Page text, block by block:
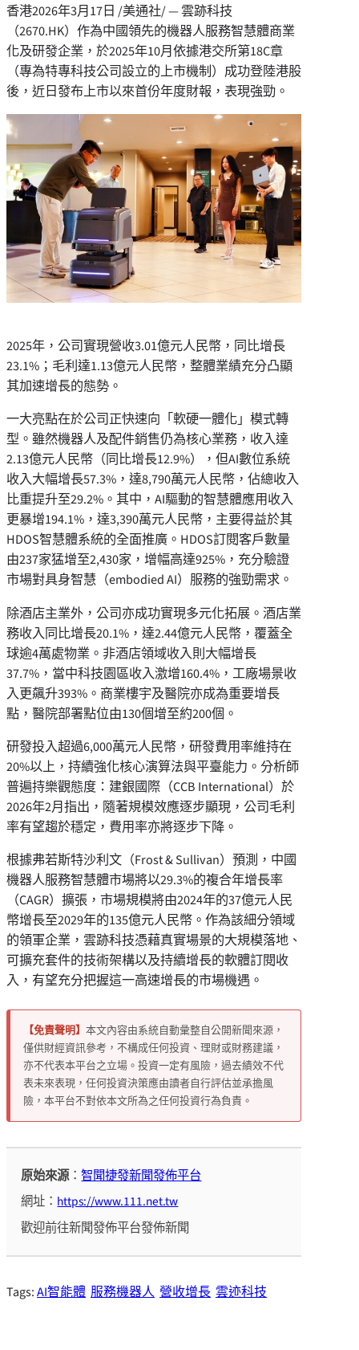
香港2026年3月17日 /美通社/ — 雲跡科技
（2670.HK）作為中國領先的機器人服務智慧體商業
化及研發企業，於2025年10月依據港交所第18C章
（專為特專科技公司設立的上市機制）成功登陸港股
後，近日發布上市以來首份年度財報，表現強勁。
2025年，公司實現營收3.01億元人民幣，同比增長
23.1%；毛利達1.13億元人民幣，整體業績充分凸顯
其加速增長的態勢。
一大亮點在於公司正快速向「軟硬一體化」模式轉
型。雖然機器人及配件銷售仍為核心業務，收入達
2.13億元人民幣（同比增長12.9%），但AI數位系統
收入大幅增長57.3%，達8,790萬元人民幣，佔總收入
比重提升至29.2%。其中，AI驅動的智慧體應用收入
更暴增194.1%，達3,390萬元人民幣，主要得益於其
HDOS智慧體系統的全面推廣。HDOS訂閱客戶數量
由237家猛增至2,430家，增幅高達925%，充分驗證
市場對具身智慧（embodied AI）服務的強勁需求。
除酒店主業外，公司亦成功實現多元化拓展。酒店業
務收入同比增長20.1%，達2.44億元人民幣，覆蓋全
球逾4萬處物業。非酒店領域收入則大幅增長
37.7%，當中科技園區收入激增160.4%，工廠場景收
入更飆升393%。商業樓宇及醫院亦成為重要增長
點，醫院部署點位由130個增至約200個。
研發投入超過6,000萬元人民幣，研發費用率維持在
20%以上，持續強化核心演算法與平臺能力。分析師
普遍持樂觀態度：建銀國際（CCB International）於
2026年2月指出，隨著規模效應逐步顯現，公司毛利
率有望趨於穩定，費用率亦將逐步下降。
根據弗若斯特沙利文（Frost & Sullivan）預測，中國
機器人服務智慧體市場將以29.3%的複合年增長率
（CAGR）擴張，市場規模將由2024年的37億元人民
幣增長至2029年的135億元人民幣。作為該細分領域
的領軍企業，雲跡科技憑藉真實場景的大規模落地、
可擴充套件的技術架構以及持續增長的軟體訂閱收
入，有望充分把握這一高速增長的市場機遇。
【免責聲明】 本文內容由系統自動彙整自公開新聞來源，
僅供財經資訊參考，不構成任何投資、理財或財務建議，
亦不代表本平台之立場。投資一定有風險，過去績效不代
表未來表現，任何投資決策應由讀者自行評估並承擔風
險，本平台不對依本文所為之任何投資行為負責。
原始來源：智聞捷發新聞發佈平台
網址：https://www.111.net.tw
歡迎前往新聞發佈平台發佈新聞
Tags:AI智能體 服務機器人 營收增長 雲迹科技